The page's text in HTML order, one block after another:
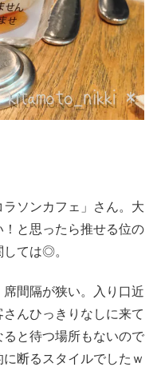
ソンカフェ」さん。大
と思ったら推せる位の
ては◎。
間隔が狭い。入り口近
んひっきりなしに来て
と待つ場所もないので
断るスタイルでしたｗ